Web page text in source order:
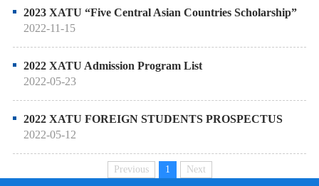
2023 XATU “Five Central Asian Countries Scholarship”
Prospectus
2022-11-15
2022 XATU Admission Program List
2022-05-23
2022 XATU FOREIGN STUDENTS PROSPECTUS
2022-05-12
Previous 1 Next